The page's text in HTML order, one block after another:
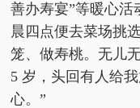
善办寿宴”等暖心活
晨四点便去菜场挑
笼、做寿桃。无儿
5 岁，头回有人给
心。”